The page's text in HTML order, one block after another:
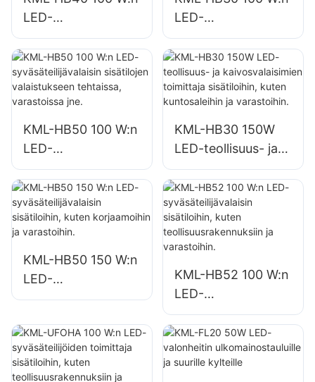
LED-
syväsäteilijävalaisin
sisätilojen
valaistukseen
tehtaissa,
LED-
syväsäteilijävalaisin
sisätilojen
valaistukseen
tehtaissa,
KML-HB50 100 W:n
LED-
syväsäteilijävalaisin
sisätilojen
valaistukseen
tehtaissa,
KML-HB30 150W
LED-teollisuus- ja
kaivosvalaisimien
toimittaja
sisätiloihin, kuten
kuntosaleihin ja
varastoihin.
KML-HB50 150 W:n
LED-
syväsäteilijävalaisin
korjaamoihin ja
varastoihin.
KML-HB52 100 W:n
LED-
syväsäteilijävalaisin
sisätiloihin, kuten
teollisuusrakennuks
iin ja varastoihin.